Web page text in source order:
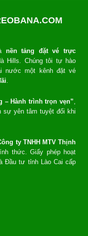
nền tảng đặt vé trực
Hills. Chúng tôi tự hào
nước một kênh đặt vé
.
– Hành trình trọn vẹn”,
sự yên tâm tuyệt đối khi
ty TNHH MTV Thịnh
thức. Giấy phép hoạt
Đầu tư tỉnh Lào Cai cấp